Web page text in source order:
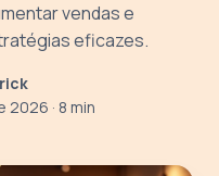
vendas e
eficazes.
2026 · 8 min